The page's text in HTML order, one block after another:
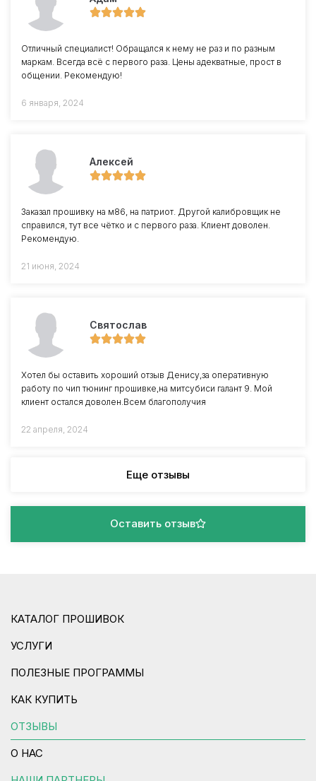
Отличный специалист! Обращался к нему не раз и по разным
маркам. Всегда всё с первого раза. Цены адекватные, прост в
общении. Рекомендую!
6 января, 2024
Алексей
Заказал прошивку на м86, на патриот. Другой калибровщик не
справился, тут все чётко и с первого раза. Клиент доволен.
Рекомендую.
21 июня, 2024
Святослав
Хотел бы оставить хороший отзыв Денису,за оперативную
работу по чип тюнинг прошивке,на митсубиси галант 9. Мой
клиент остался доволен.Всем благополучия
22 апреля, 2024
Еще отзывы
Оставить отзыв
КАТАЛОГ ПРОШИВОК
УСЛУГИ
ПОЛЕЗНЫЕ ПРОГРАММЫ
КАК КУПИТЬ
ОТЗЫВЫ
О НАС